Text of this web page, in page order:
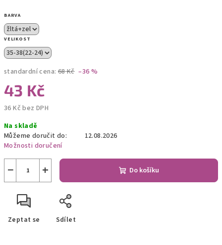
BARVA
VELIKOST
standardní cena: 68 Kč –36 %
43 Kč
36 Kč bez DPH
cena:
Na skladě
Můžeme doručit do:
12.08.2026
Možnosti doručení
+
− Do košíku
Zeptat se Sdílet